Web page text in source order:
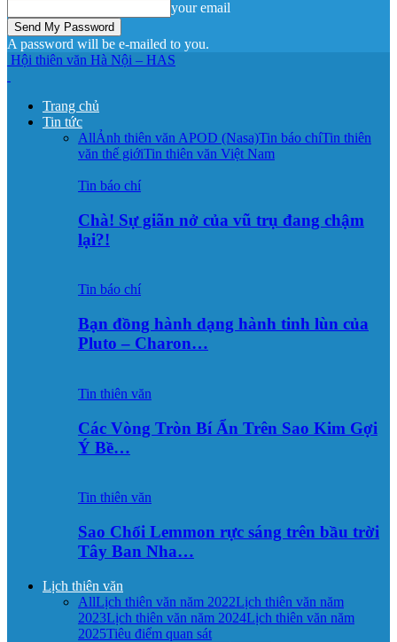
your email
A password will be e-mailed to you.
Hội thiên văn Hà Nội – HAS
Trang chủ
Tin tức
AllẢnh thiên văn APOD (Nasa)Tin báo chíTin thiên
văn thế giớiTin thiên văn Việt Nam
Tin báo chí
Chà! Sự giãn nở của vũ trụ đang chậm
lại?!
Tin báo chí
Bạn đồng hành dạng hành tinh lùn của
Pluto – Charon…
Tin thiên văn
Các Vòng Tròn Bí Ẩn Trên Sao Kim Gợi
Ý Bề…
Tin thiên văn
Sao Chổi Lemmon rực sáng trên bầu trời
Tây Ban Nha…
Lịch thiên văn
AllLịch thiên văn năm 2022Lịch thiên văn năm
2023Lịch thiên văn năm 2024Lịch thiên văn năm
2025Tiêu điểm quan sát